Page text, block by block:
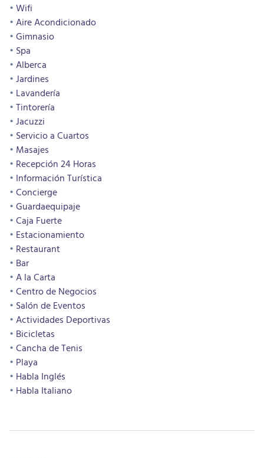
Wifi
Aire Acondicionado
Gimnasio
Spa
Alberca
Jardines
Lavandería
Tintorería
Jacuzzi
Servicio a Cuartos
Masajes
Recepción 24 Horas
Información Turística
Concierge
Guardaequipaje
Caja Fuerte
Estacionamiento
Restaurant
Bar
A la Carta
Centro de Negocios
Salón de Eventos
Actividades Deportivas
Bicicletas
Cancha de Tenis
Playa
Habla Inglés
Habla Italiano